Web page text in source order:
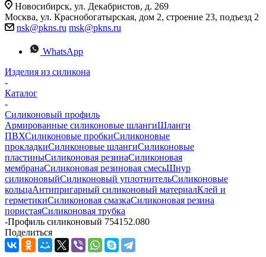
Новосибирск, ул. Декабристов, д. 269
Москва, ул. Краснобогатырская, дом 2, строение 23, подъезд 2
nsk@pkns.ru msk@pkns.ru
WhatsApp
Изделия из силикона
-
Каталог
-
Силиконовый профиль
Армированные силиконовые шлангиШланги
ПВХСиликоновые пробкиСиликоновые
прокладкиСиликоновые шлангиСиликоновые
пластиныСиликоновая резинаСиликоновая
мембранаСиликоновая резиновая смесьШнур
силиконовыйСиликоновый уплотнительСиликоновые
кольцаАнтипригарный силиконовый материалКлей и
герметикиСиликоновая смазкаСиликоновая резина
пористаяСиликоновая трубка
-Профиль силиконовый 754152.080
Поделиться